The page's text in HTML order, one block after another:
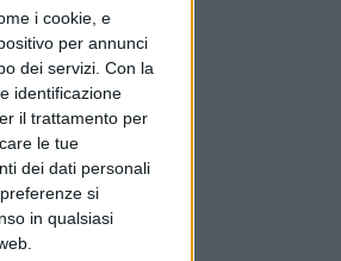
i cookie, e
per annunci
dei servizi. Con la
identificazione
il trattamento per
le tue
dei dati personali
si
in qualsiasi